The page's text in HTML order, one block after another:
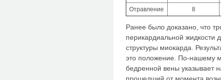
Отравление
8
Ранее было доказано, что
перикардиальной
структуры миокарда.
это положение. По-нашему
бедренной вены указывает
прошедший от момента